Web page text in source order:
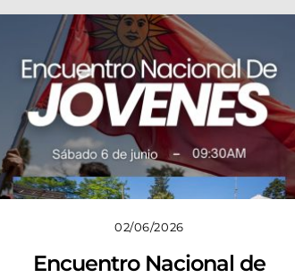
02/06/2026
Encuentro Nacional de